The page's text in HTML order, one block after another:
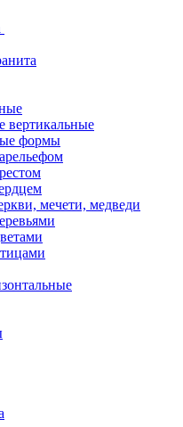
вертикальные
формы
мечети, медведи